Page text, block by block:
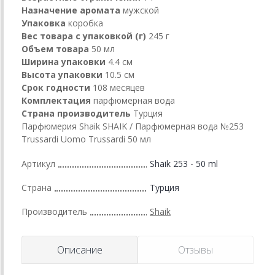
Назначение аромата мужской
Упаковка коробка
Вес товара с упаковкой (г) 245 г
Объем товара 50 мл
Ширина упаковки 4.4 см
Высота упаковки 10.5 см
Срок годности 108 месяцев
Комплектация парфюмерная вода
Страна производитель Турция
Парфюмерия Shaik SHAIK / Парфюмерная вода №253
Trussardi Uomo Trussardi 50 мл
Артикул Shaik 253 - 50 ml
Страна Турция
Производитель Shaik
Описание Отзывы